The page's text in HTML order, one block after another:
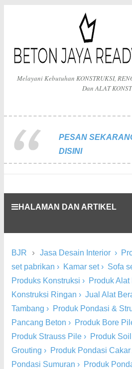
Melayani Kebutuhan KONSTRUKSI,
Dan ALAT
PESAN
DISINI
HALAMAN DAN ARTIKEL
BJR › Jasa Desain Interior ›
set pabrikan › Kamar set› Sofa
Produks Konstruksi › Produk
Konstruksi Ringan › Jual Alat
Tambang › Produk Pondasi &
Pancang Beton › Produk Bore
Produk Strauss Pile › Produk
Grouting › Produk Pondasi Cakar
Pondasi Sumuran › Produk